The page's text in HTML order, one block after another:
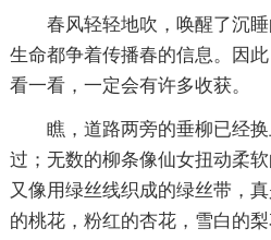
春风轻轻地吹，唤醒了沉
生命都争着传播春的信息。因
看一看，一定会有许多收获。
瞧，道路两旁的垂柳已经
过；无数的柳条像仙女扭动柔
又像用绿丝线织成的绿丝带，
的桃花，粉红的杏花，雪白的